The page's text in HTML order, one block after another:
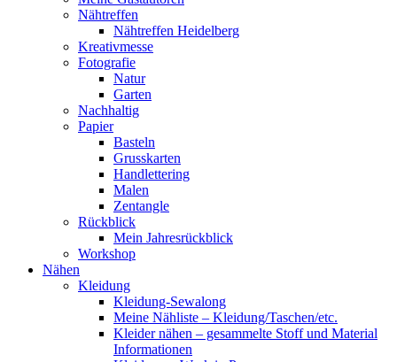
Nähtreffen
Nähtreffen Heidelberg
Kreativmesse
Fotografie
Natur
Garten
Nachhaltig
Papier
Basteln
Grusskarten
Handlettering
Malen
Zentangle
Rückblick
Mein Jahresrückblick
Workshop
Nähen
Kleidung
Kleidung-Sewalong
Meine Nähliste – Kleidung/Taschen/etc.
Kleider nähen – gesammelte Stoff und Material
Informationen